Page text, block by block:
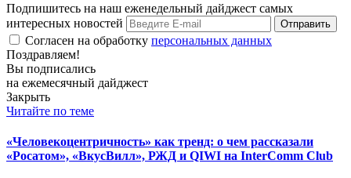
Подпишитесь на наш еженедельный дайджест самых
интересных новостей
Отправить
Согласен на обработку персональных данных
Поздравляем!
Вы подписались
на ежемесячный дайджест
Закрыть
Читайте по теме
«Человекоцентричность» как тренд: о чем рассказали
«Росатом», «ВкусВилл», РЖД и QIWI на InterComm Club